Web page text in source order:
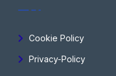
Cookie Policy
Privacy-Policy